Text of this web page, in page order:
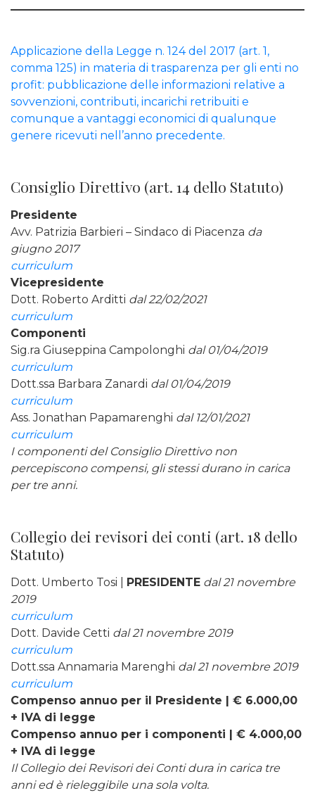
Applicazione della Legge n. 124 del 2017 (art. 1,
comma 125) in materia di trasparenza per gli enti no
profit: pubblicazione delle informazioni relative a
sovvenzioni, contributi, incarichi retribuiti e
comunque a vantaggi economici di qualunque
genere ricevuti nell’anno precedente.
Consiglio Direttivo (art. 14 dello Statuto)
Presidente
Avv. Patrizia Barbieri – Sindaco di Piacenza da
giugno 2017
curriculum
Vicepresidente
Dott. Roberto Arditti dal 22/02/2021
curriculum
Componenti
Sig.ra Giuseppina Campolonghi dal 01/04/2019
curriculum
Dott.ssa Barbara Zanardi dal 01/04/2019
curriculum
Ass. Jonathan Papamarenghi dal 12/01/2021
curriculum
I componenti del Consiglio Direttivo non
percepiscono compensi, gli stessi durano in carica
per tre anni.
Collegio dei revisori dei conti (art. 18 dello
Statuto)
Dott. Umberto Tosi | PRESIDENTE dal 21 novembre
2019
curriculum
Dott. Davide Cetti dal 21 novembre 2019
curriculum
Dott.ssa Annamaria Marenghi dal 21 novembre 2019
curriculum
Compenso annuo per il Presidente | € 6.000,00
+ IVA di legge
Compenso annuo per i componenti | € 4.000,00
+ IVA di legge
Il Collegio dei Revisori dei Conti dura in carica tre
anni ed è rieleggibile una sola volta.